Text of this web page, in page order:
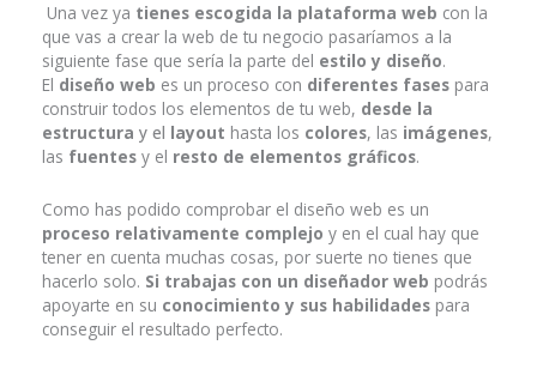
Una vez ya tienes escogida la plataforma web con la
que vas a crear la web de tu negocio pasaríamos a la
siguiente fase que sería la parte del estilo y diseño.
El diseño web es un proceso con diferentes fases para
construir todos los elementos de tu web, desde la
estructura y el layout hasta los colores, las imágenes,
las fuentes y el resto de elementos gráficos.
Como has podido comprobar el diseño web es un
proceso relativamente complejo y en el cual hay que
tener en cuenta muchas cosas, por suerte no tienes que
hacerlo solo. Si trabajas con un diseñador web podrás
apoyarte en su conocimiento y sus habilidades para
conseguir el resultado perfecto.